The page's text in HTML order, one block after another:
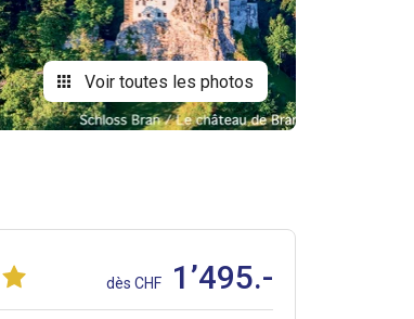
Voir toutes les photos
dès CHF 1’495.-